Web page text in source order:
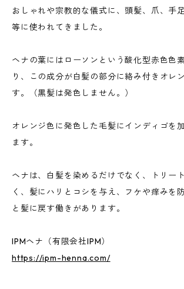
おしゃれや宗教的な儀式に、頭髪、爪、手
等に使われてきました。
ヘナの葉にはローソンという酸化型赤色色
り、この成分が白髪の部分に絡み付きオレ
す。（黒髪は発色しません。）
オレンジ色に発色した毛髪にインディゴを
ます。
ヘナは、白髪を染めるだけでなく、トリー
く、髪にハリとコシを与え、フケや痒みを
と髪に戻す働きがあります。
IPMヘナ（有限会社IPM）
https://ipm-henna.com/